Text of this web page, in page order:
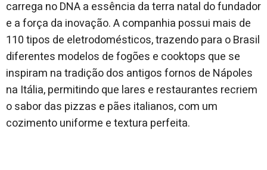
carrega no DNA a essência da terra natal do fundador
e a força da inovação. A companhia possui mais de
110 tipos de eletrodomésticos, trazendo para o Brasil
diferentes modelos de fogões e cooktops que se
inspiram na tradição dos antigos fornos de Nápoles
na Itália, permitindo que lares e restaurantes recriem
o sabor das pizzas e pães italianos, com um
cozimento uniforme e textura perfeita.